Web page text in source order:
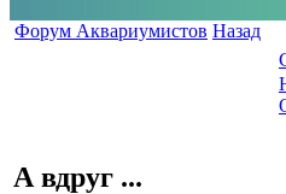
Форум Аквариумистов Назад
А вдруг ...